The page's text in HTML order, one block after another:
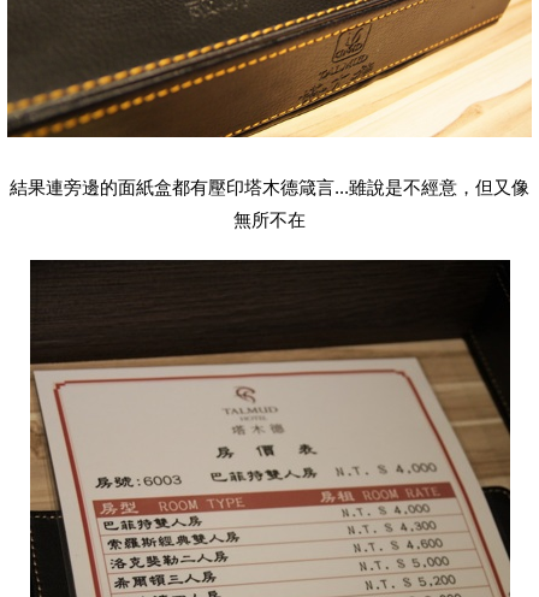
結果連旁邊的面紙盒都有壓印塔木德箴言...雖說是不經意，但又像
無所不在